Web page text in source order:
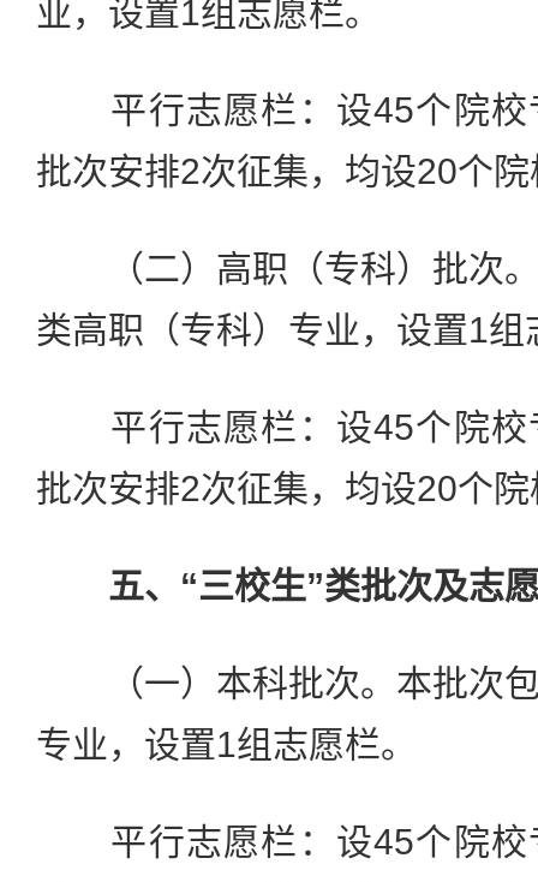
业，设置1组志愿栏。
平行志愿栏：设45个院校
批次安排2次征集，均设20个
（二）高职（专科）批次。
类高职（专科）专业，设置1组
平行志愿栏：设45个院校
批次安排2次征集，均设20个
五、“三校生”类批次及志
（一）本科批次。本批次包
专业，设置1组志愿栏。
平行志愿栏：设45个院校